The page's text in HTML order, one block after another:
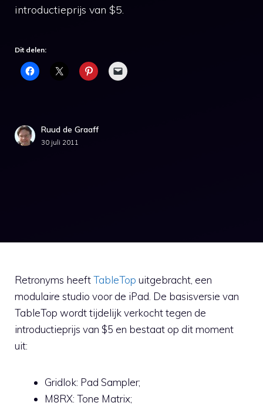
introductieprijs van $5.
Dit delen:
Ruud de Graaff
30 juli 2011
Retronyms heeftTableTop uitgebracht, een
modulaire studio voor de iPad. De basisversie van
TableTop wordt tijdelijk verkocht tegen de
introductieprijs van $5 en bestaat op dit moment
uit:
Gridlok: Pad Sampler;
M8RX: Tone Matrix;